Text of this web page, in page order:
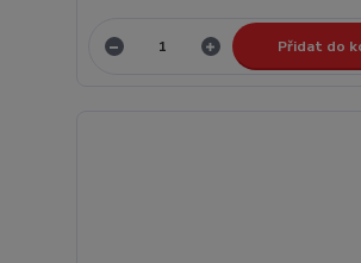
Přidat do